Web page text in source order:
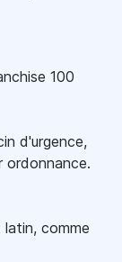
100
d'urgence,
ordonnance.
comme